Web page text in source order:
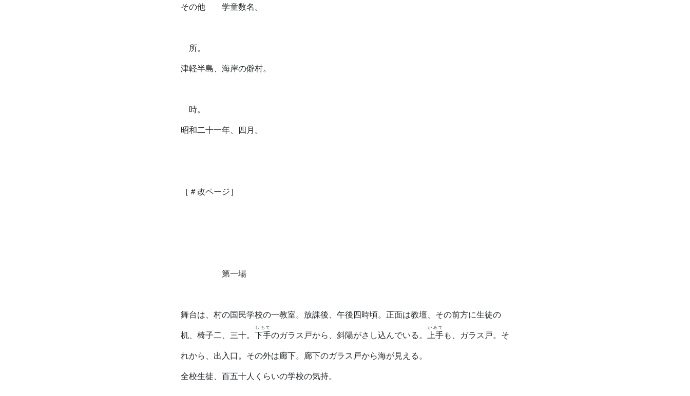
その他 学童数名。
所。
津軽半島、海岸の僻村。
時。
昭和二十一年、四月。
［＃改ページ］
第一場
舞台は、村の国民学校の一教室。放課後、午後四時頃。正面は教壇、その前方に生徒の
机、椅子二、三十。 下手
しもて
のガラス戸から、斜陽がさし込んでいる。 上手
かみて
も、ガラス戸。そ
れから、出入口。その外は廊下。廊下のガラス戸から海が見える。
全校生徒、百五十人くらいの学校の気持。